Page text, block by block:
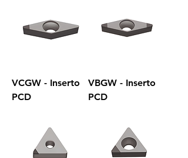
aeroespacial, automotiva, eletrônica e
de bens de consumo.
VCGW - Inserto
PCD
VBGW - Inserto
PCD